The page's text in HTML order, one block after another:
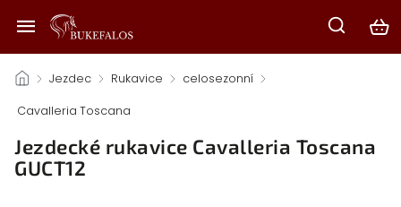
/ Jezdec / Rukavice / celosezonní /
Cavalleria Toscana
Jezdecké rukavice Cavalleria Toscana
GUCT12